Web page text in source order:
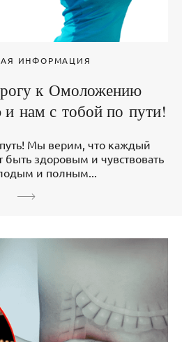
ИНФОРМАЦИЯ
к Омоложению
нам с тобой по пути!
Мы верим, что каждый
быть здоровым и чувствовать
и полным...